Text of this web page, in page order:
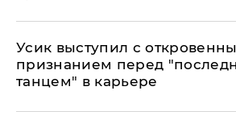
Усик выступил с
признанием перед
танцем" в карьере